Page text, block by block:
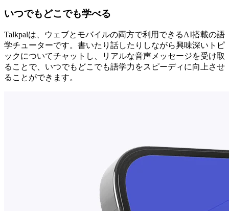
いつでもどこでも学べる
Talkpalは、ウェブとモバイルの両方で利用できるAI搭載の語
学チューターです。書いたり話したりしながら興味深いトピ
ックについてチャットし、リアルな音声メッセージを受け取
ることで、いつでもどこでも語学力をスピーディに向上させ
ることができます。